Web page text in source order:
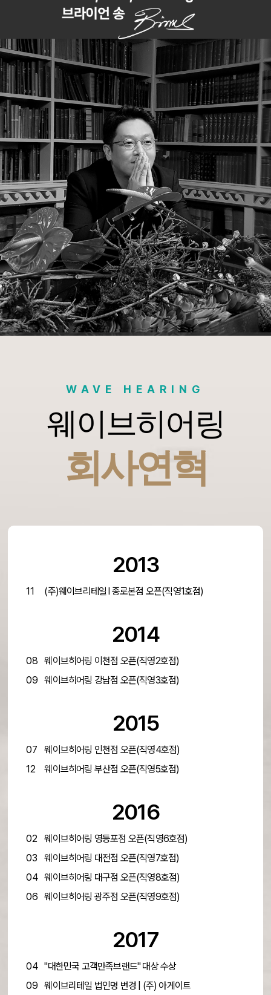
WAVE HEARING
웨이브히어링
회사연혁
2013
11 (주)웨이브리테일 l 종로본점 오픈(직영1호점)
2014
08
웨이브히어링 이천점 오픈(직영2호점)
09
웨이브히어링 강남점 오픈(직영3호점)
2015
07
웨이브히어링 인천점 오픈(직영4호점)
12
웨이브히어링 부산점 오픈(직영5호점)
2016
02
웨이브히어링 영등포점 오픈(직영6호점)
03
웨이브히어링 대전점 오픈(직영7호점)
04
웨이브히어링 대구점 오픈(직영8호점)
06
웨이브히어링 광주점 오픈(직영9호점)
2017
04
"대한민국 고객만족브랜드" 대상 수상
09
웨이브리테일 법인명 변경 | (주) 아게이트